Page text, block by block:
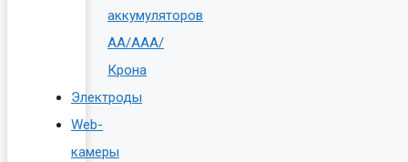
аккумуляторов
AA/AAA/
Крона
Электроды
Web-
камеры